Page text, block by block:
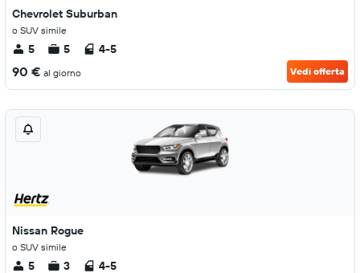
Chevrolet Suburban
o SUV simile
5 5 4-5
90 € al giorno Vedi offerta
Nissan Rogue
o SUV simile
5 3 4-5